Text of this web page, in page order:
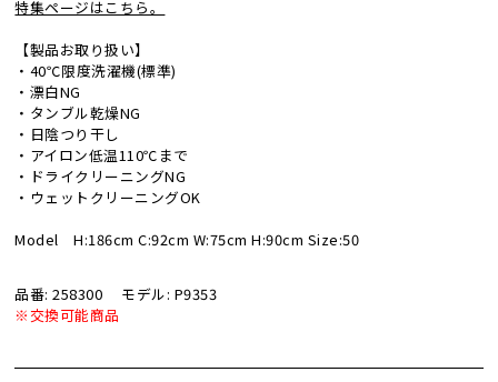
特集ページはこちら。
【製品お取り扱い】
・40℃限度洗濯機(標準)
・漂白NG
・タンブル乾燥NG
・日陰つり干し
・アイロン低温110℃まで
・ドライクリーニングNG
・ウェットクリーニングOK
Model H:186cm C:92cm W:75cm H:90cm Size:50
品番: 258300
モデル: P9353
※交換可能商品